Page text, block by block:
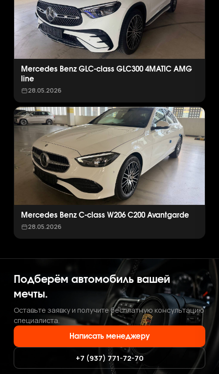
Mercedes Benz GLC-class GLC300 4MATIC AMG
line
28.05.2026
Mercedes Benz C-class W206 C200 Avantgarde
28.05.2026
Подберём автомобиль вашей
мечты.
Оставьте заявку и получите бесплатную консультацию
специалиста.
Написать менеджеру
+7 (937) 771-72-70